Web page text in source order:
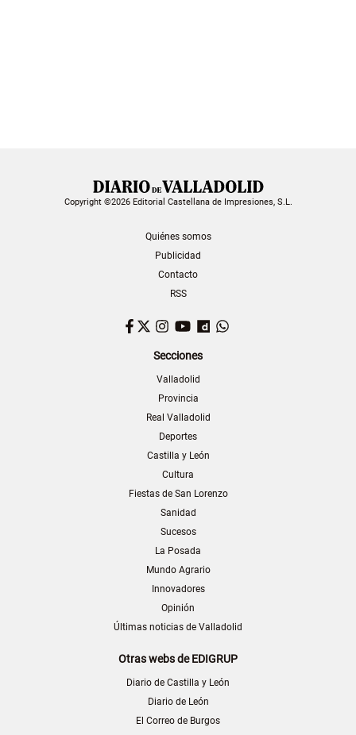
Copyright ©2026 Editorial Castellana de Impresiones, S.L.
Quiénes somos
Publicidad
Contacto
RSS
Facebook
TwitterInstagram
YouTubeDailymotion
Secciones
Valladolid
Provincia
Real Valladolid
Deportes
Castilla y León
Cultura
Fiestas de San Lorenzo
Sanidad
Sucesos
La Posada
Mundo Agrario
Innovadores
Opinión
Últimas noticias de Valladolid
Otras webs de EDIGRUP
Diario de Castilla y León
Diario de León
El Correo de Burgos